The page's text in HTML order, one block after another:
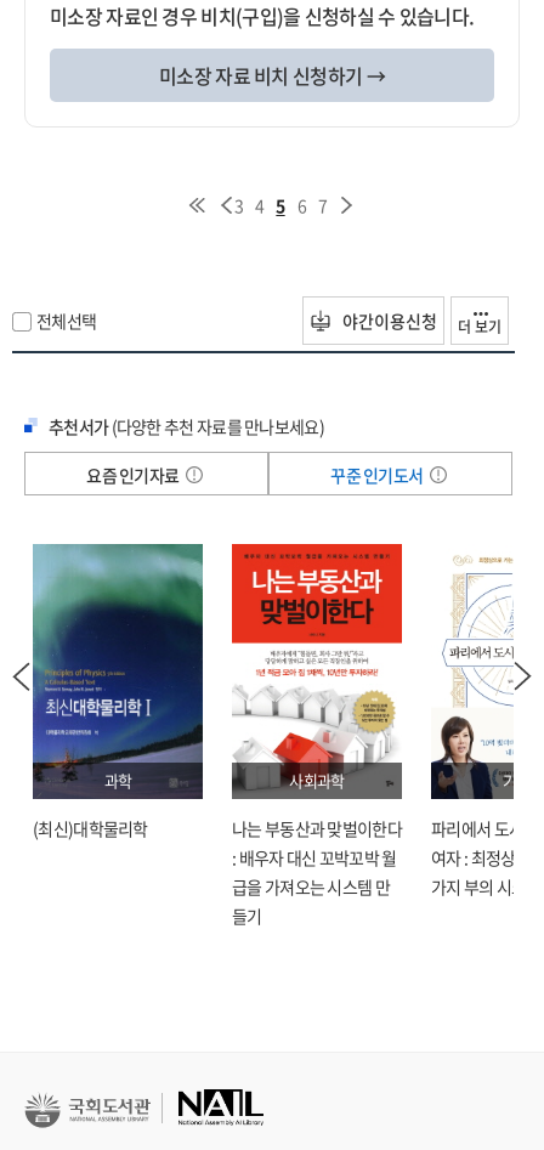
미소장 자료인 경우 비치(구입)을 신청하실 수 있습니다.
미소장 자료 비치 신청하기 →
3 4 5 6 7
전체선택 야간이용신청 더 보기
추천서가(다양한 추천 자료를 만나보세요)
요즘 인기자료
꾸준 인기도서
과학
(최신)대학물리학
사회과학
나는 부동산과 맞벌이한다
: 배우자 대신 꼬박꼬박 월
급을 가져오는 시스템 만
들기
기술
파리에서 도시락
여자 : 최정상으
가지 부의 시크릿